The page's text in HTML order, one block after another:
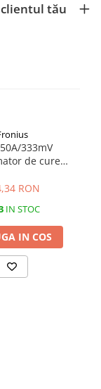
tău
333mV
de curent
RON
IN STOC
IN COS